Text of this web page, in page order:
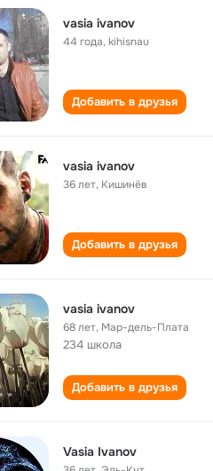
vasia ivanov
44 года,kihisnau
Добавить в друзья
vasia ivanov
36 лет, Кишинёв
Добавить в друзья
vasia ivanov
68 лет, Мар-дель-Плата
234 школа
Добавить в друзья
Vasia Ivanov